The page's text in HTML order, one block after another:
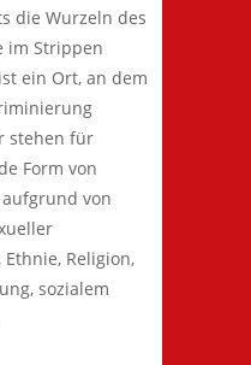
die Wurzeln des
im Strippen
ein Ort, an dem
stehen für
Form von
von
Religion,
sozialem